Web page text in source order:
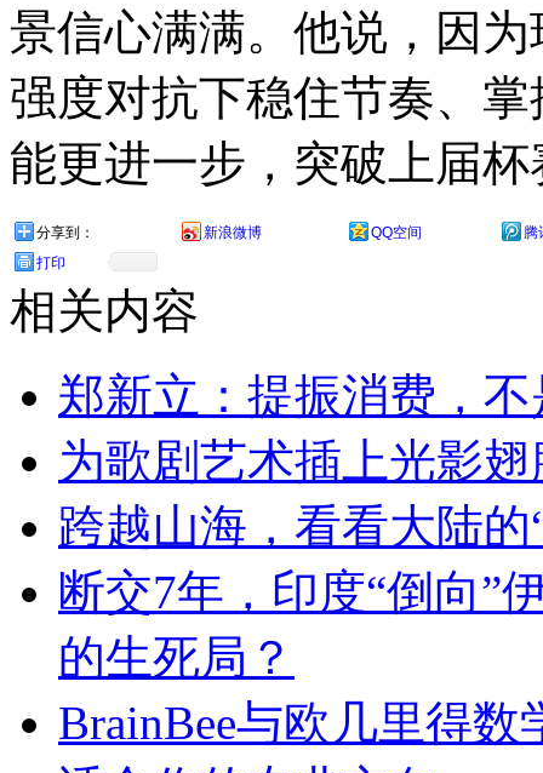
景信心满满。他说，因
强度对抗下稳住节奏、
能更进一步，突破上届
分享到： 新浪微博 QQ空间
腾
打印
相关内容
郑新立：提振消费，
为歌剧艺术插上光影
跨越山海，看看大陆的
断交7年，印度“倒向”
的生死局？
BrainBee与欧几里得